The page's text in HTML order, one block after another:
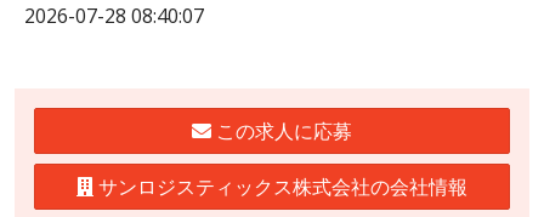
2026-07-28 08:40:07
この求人に応募
サンロジスティックス株式会社の会社情報